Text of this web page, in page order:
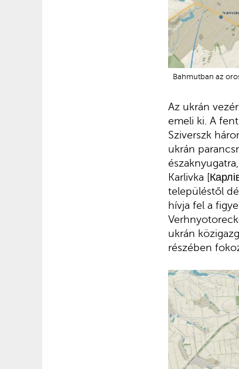
Bahmutban az
Az ukrán
emeli ki. A
Sziverszk
ukrán
Karlivka
településtől
hívja fel a
ukrán
részében